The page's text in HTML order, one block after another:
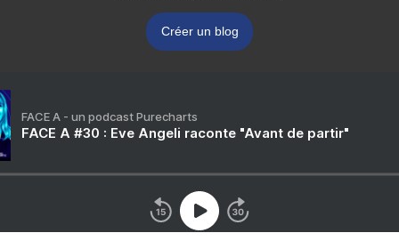
Créer un blog
FACE A - un podcast Purecharts
FACE A #30 : Eve Angeli raconte "Avant de partir"